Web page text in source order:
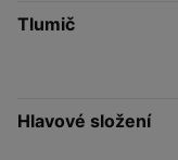
Tlumič
Hlavové složení